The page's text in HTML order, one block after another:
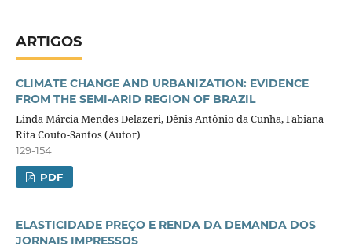
ARTIGOS
CLIMATE CHANGE AND URBANIZATION: EVIDENCE
FROM THE SEMI-ARID REGION OF BRAZIL
Linda Márcia Mendes Delazeri, Dênis Antônio da Cunha, Fabiana
Rita Couto-Santos (Autor)
129-154
PDF
ELASTICIDADE PREÇO E RENDA DA DEMANDA DOS
JORNAIS IMPRESSOS